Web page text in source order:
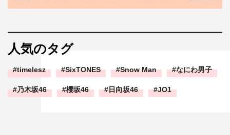
人気のタグ
timelesz SixTONES Snow Man なにわ男子
乃木坂46 櫻坂46 日向坂46 JO1